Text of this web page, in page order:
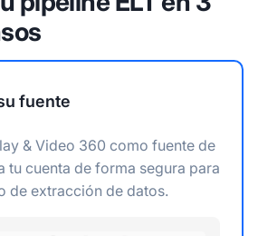
fuente
& Video 360 como fuente de
tu cuenta de forma segura para
de extracción de datos.